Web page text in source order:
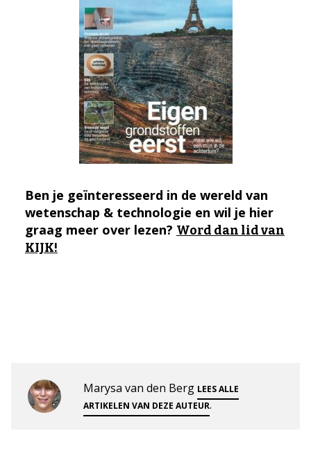
Ben je geïnteresseerd in de wereld van
wetenschap & technologie en wil je hier
graag meer over lezen? Word dan lid van
KIJK!
Marysa van den Berg LEES ALLE
ARTIKELEN VAN DEZE AUTEUR.